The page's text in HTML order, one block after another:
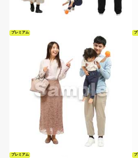
プレミアム プ
プレミアム プ